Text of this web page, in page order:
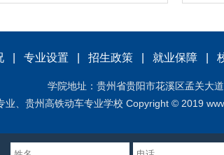
专业设置 招生政策 就业保障
学院地址：贵州省贵阳市花溪区孟关大道
业、贵州高铁动车专业学校 Copyright © 2019